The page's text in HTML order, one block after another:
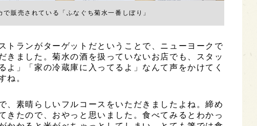
で販売されている「ふなぐち菊水一番しぼり」
トランがターゲットだということで、ニューヨークで
きました。菊水の酒を扱っていないお店でも、スタッ
よ」「家の冷蔵庫に入ってるよ」なんて声をかけてく
ね。
、素晴らしいフルコースをいただきましたよね。締め
きたので、おやっと思いました。食べてみるとわかっ